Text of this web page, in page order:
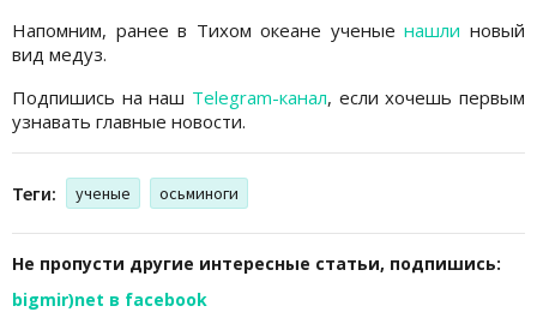
Напомним, ранее в Тихом океане ученыенашлиновый
вид медуз.
Подпишись на наш Telegram-канал, если хочешь первым
узнавать главные новости.
Теги: ученые осьминоги
Не пропусти другие интересные статьи, подпишись:
bigmir)net в facebook